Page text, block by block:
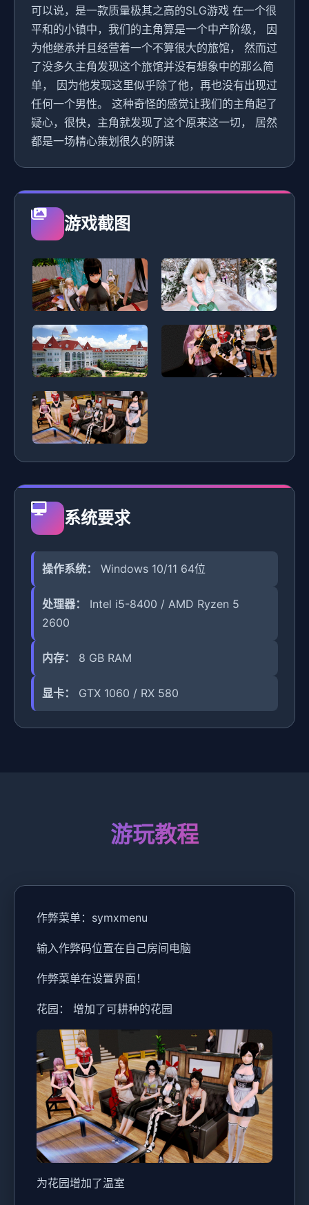
可以说，是一款质量极其之高的SLG游戏 在一个很
平和的小镇中，我们的主角算是一个中产阶级， 因
为他继承并且经营着一个不算很大的旅馆， 然而过
了没多久主角发现这个旅馆并没有想象中的那么简
单， 因为他发现这里似乎除了他，再也没有出现过
任何一个男性。 这种奇怪的感觉让我们的主角起了
疑心，很快，主角就发现了这个原来这一切， 居然
都是一场精心策划很久的阴谋
游戏截图
系统要求
操作系统： Windows 10/11 64位
处理器：
Intel i5-8400 / AMD Ryzen 5
2600
内存： 8 GB RAM
显卡： GTX 1060 / RX 580
游玩教程
作弊菜单：symxmenu
输入作弊码位置在自己房间电脑
作弊菜单在设置界面！
花园： 增加了可耕种的花园
为花园增加了温室